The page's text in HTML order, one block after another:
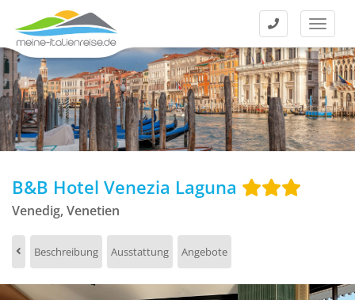
Kontakt Menü
B&B Hotel Venezia Laguna
Venedig, Venetien
Beschreibung Ausstattung Angebote